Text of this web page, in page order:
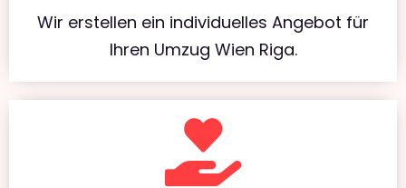
Wir erstellen ein individuelles Angebot für
Ihren Umzug Wien Riga.